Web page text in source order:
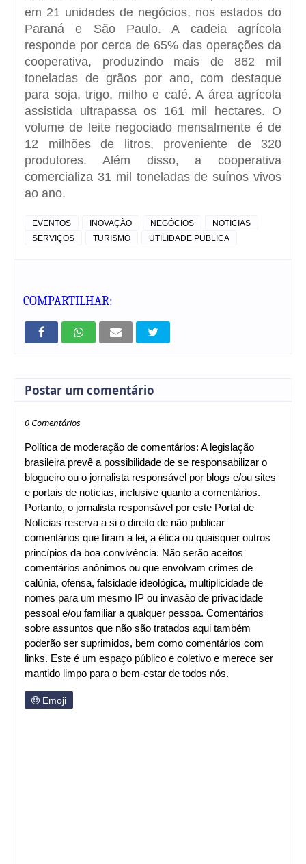
em 21 unidades de negócios, nos estados do
Paraná e São Paulo. A cadeia agrícola
responde por cerca de 65% das operações da
cooperativa, produzindo mais de 862 mil
toneladas de grãos por ano, com destaque
para soja, trigo, milho e café. A área agrícola
assistida ultrapassa os 161 mil hectares. O
volume de leite negociado mensalmente é de
12 milhões de litros, proveniente de 320
produtores. Além disso, a cooperativa
comercializa 31 mil toneladas de suínos vivos
ao ano.
EVENTOS INOVAÇÃO NEGÓCIOS
NOTICIAS
SERVIÇOS
TURISMO UTILIDADE PUBLICA
COMPARTILHAR:
Postar um comentário
0 Comentários
Política de moderação de comentários: A legislação
brasileira prevê a possibilidade de se responsabilizar o
blogueiro ou o jornalista responsável por blogs e/ou sites
e portais de notícias, inclusive quanto a comentários.
Portanto, o jornalista responsável por este Portal de
Notícias reserva a si o direito de não publicar
comentários que firam a lei, a ética ou quaisquer outros
princípios da boa convivência. Não serão aceitos
comentários anônimos ou que envolvam crimes de
calúnia, ofensa, falsidade ideológica, multiplicidade de
nomes para um mesmo IP ou invasão de privacidade
pessoal e/ou familiar a qualquer pessoa. Comentários
sobre assuntos que não são tratados aqui também
poderão ser suprimidos, bem como comentários com
links. Este é um espaço público e coletivo e merece ser
mantido limpo para o bem-estar de todos nós.
Emoji